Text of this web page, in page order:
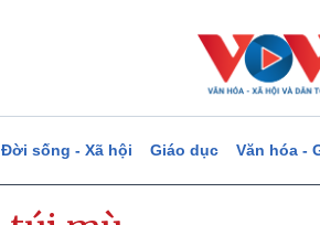
Đời sống - Xã hội Giáo dục Văn hóa -